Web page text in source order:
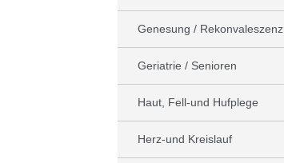
Genesung / Rekonvaleszenz
Geriatrie / Senioren
Haut, Fell-und Hufplege
Herz-und Kreislauf